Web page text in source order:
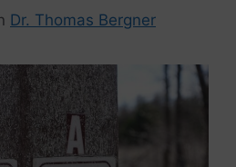
Dr. Thomas Bergner